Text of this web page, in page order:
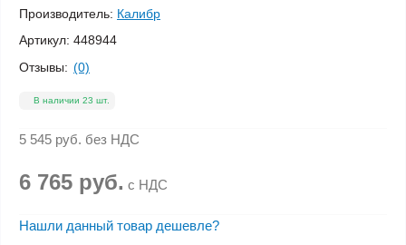
Производитель: Калибр
Артикул: 448944
Отзывы: (0)
В наличии 23 шт.
5 545 руб. без НДС
6 765 руб. с НДС
Нашли данный товар дешевле?